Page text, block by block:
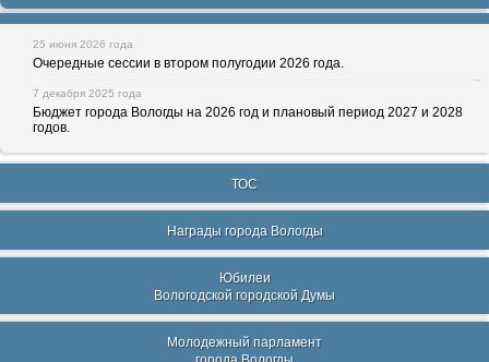
25 июня 2026 года
Очередные сессии в втором полугодии 2026 года.
7 декабря 2025 года
Бюджет города Вологды на 2026 год и плановый период 2027 и 2028
годов.
ТОС
Награды города Вологды
Юбилеи
Вологодской городской Думы
Молодежный парламент